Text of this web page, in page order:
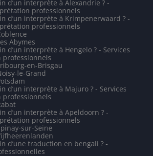
d’un interprète à Alexandrie ? -
professionnels
d’un interprète à Krimpenerwaard ? -
professionnels
Abymes
d’un interprète à Hengelo ? - Services
professionnels
en-Brisgau
le-Grand
d’un interprète à Majuro ? - Services
professionnels
d’un interprète à Apeldoorn ? -
professionnels
sur-Seine
d’une traduction en bengali ? -